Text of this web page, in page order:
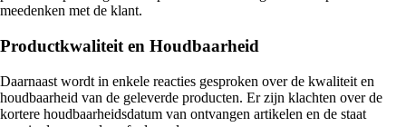
meedenken met de klant.
Productkwaliteit en Houdbaarheid
Daarnaast wordt in enkele reacties gesproken over de kwaliteit en
houdbaarheid van de geleverde producten. Er zijn klachten over de
kortere houdbaarheidsdatum van ontvangen artikelen en de staat